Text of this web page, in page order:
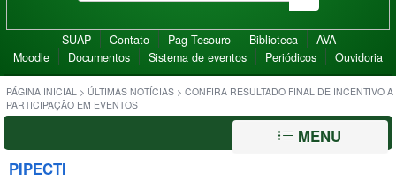
SUAP Contato Pag Tesouro Biblioteca
AVA -
Moodle
Documentos Sistema de eventos Periódicos Ouvidoria
PÁGINA INICIAL > ÚLTIMAS NOTÍCIAS > CONFIRA RESULTADO FINAL DE INCENTIVO A
PARTICIPAÇÃO EM EVENTOS
MENU
PIPECTI